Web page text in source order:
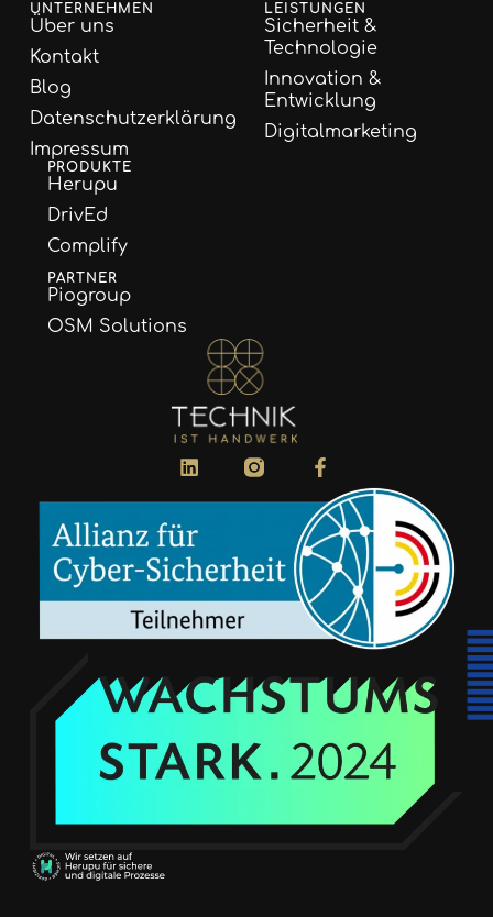
UNTERNEHMEN
Über uns
Kontakt
Blog
Datenschutzerklärung
Impressum
LEISTUNGEN
Sicherheit &
Technologie
Innovation &
Entwicklung
Digitalmarketing
PRODUKTE
Herupu
DrivEd
Complify
PARTNER
Piogroup
OSM Solutions